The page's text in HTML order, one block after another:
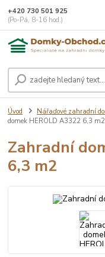
+420 730 501 925
(Po-Pá, 8-16 hod.)
Úvod Nářaďové zahradní
domek HEROLD A3322 6,3 m2
Zahradní
6,3 m2